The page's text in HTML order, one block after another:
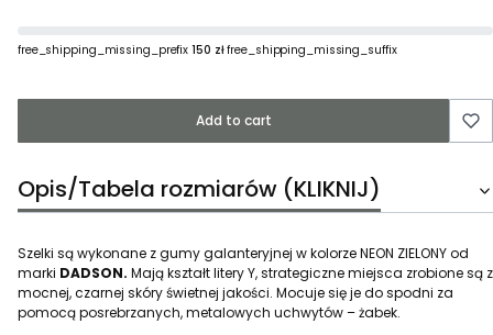
free_shipping_missing_prefix150 złfree_shipping_missing_suffix
Add to cart
Opis/Tabela rozmiarów (KLIKNIJ)
Szelki są wykonane z gumy galanteryjnej w kolorze NEON ZIELONY od
marki DADSON. Mają kształt litery Y, strategiczne miejsca zrobione są z
mocnej, czarnej skóry świetnej jakości. Mocuje się je do spodni za
pomocą posrebrzanych, metalowych uchwytów – żabek.